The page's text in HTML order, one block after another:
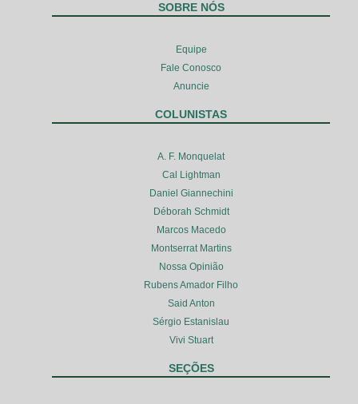
SOBRE NÓS
Equipe
Fale Conosco
Anuncie
COLUNISTAS
A. F. Monquelat
Cal Lightman
Daniel Giannechini
Déborah Schmidt
Marcos Macedo
Montserrat Martins
Nossa Opinião
Rubens Amador Filho
Said Anton
Sérgio Estanislau
Vivi Stuart
SEÇÕES